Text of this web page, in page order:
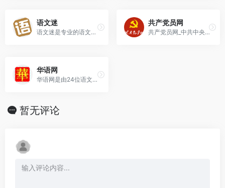
语文迷
语文迷是专业的语文学习网站，开设汉字、词语、成语、 句子、段落、作文、古诗、故事、国学、文章阅读等栏目，致力于提升广大语文爱好者听、说、读、写、思等能力，提升中
共产党员网
共产党员网_中共中央组织部
华语网
华语网是由24位语文老师倾力打造的语文教育站点,提供汉语基础知识,高中语文,初中语文,小学语文教案,试题,中考高考作文,中小学语文同步课程辅导.
暂无评论